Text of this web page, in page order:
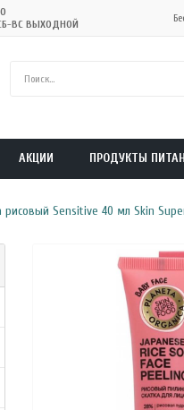
ВС ВЫХОДНОЙ
АКЦИИ ПРОДУКТЫ
рисовый Sensitive 40 мл Skin